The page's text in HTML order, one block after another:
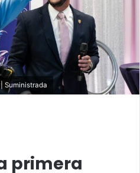
Suministrada
primera